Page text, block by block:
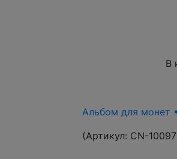
В
Альбом для монет
(Артикул: CN-